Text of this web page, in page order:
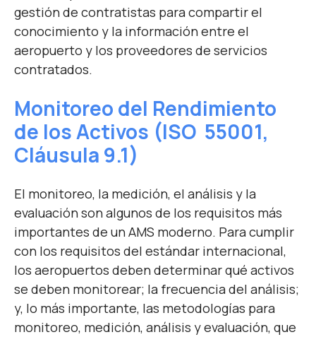
gestión de contratistas para compartir el
conocimiento y la información entre el
aeropuerto y los proveedores de servicios
contratados.
Monitoreo del Rendimiento
de los Activos (ISO 55001,
Cláusula 9.1)
El monitoreo, la medición, el análisis y la
evaluación son algunos de los requisitos más
importantes de un AMS moderno. Para cumplir
con los requisitos del estándar internacional,
los aeropuertos deben determinar qué activos
se deben monitorear; la frecuencia del análisis;
y, lo más importante, las metodologías para
monitoreo, medición, análisis y evaluación, que